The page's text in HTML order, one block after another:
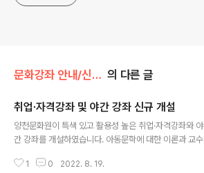
문화강좌 안내/신규개설 강좌 안내 의 다른 글
취업·자격강좌 및 야간 강좌 신규 개설
양천문화원이 특색 있고 활용성 높은 취업·자격강좌와 야
간 강좌를 개설하였습니다. 아동문학에 대한 이론과 교수
좌 차를 통해 세계의 역사와 문화를 배우고 맛을 비교·평가
1 0 2022. 8. 19.